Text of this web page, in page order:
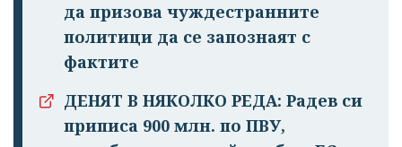
да призова чуждестранните
политици да се запознаят с
фактите
ДЕНЯТ В НЯКОЛКО РЕДА: Радев си
приписа 900 млн. по ПВУ,